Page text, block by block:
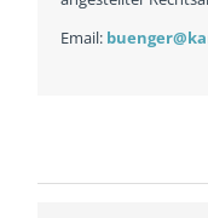
Email: